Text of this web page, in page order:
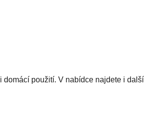
domácí použití. V nabídce najdete i další